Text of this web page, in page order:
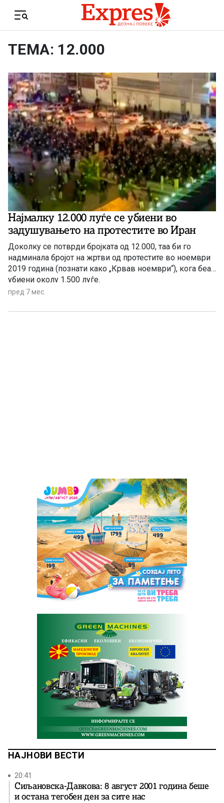
Menu
ТЕМА: 12.000
Најмалку 12.000 луѓе се убиени во
задушувањето на протестите во Иран
Доколку се потврди бројката од 12.000, таа би го
надминала бројот на жртви од протестите во ноември
2019 година (познати како „Крвав ноември“), кога беа
убиени околу 1.500 луѓе.
пред 7 мес.
НАЈНОВИ ВЕСТИ
20:41
Сиљановска-Давкова: 8 август 2001 година беше
и остана тегобен ден за сите нас